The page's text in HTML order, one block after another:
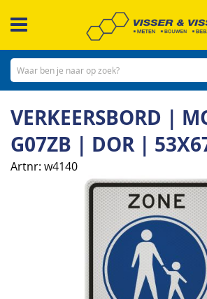
naar
inhoud
VERKEERSBORD |
G07ZB | DOR |
Artnr w4140